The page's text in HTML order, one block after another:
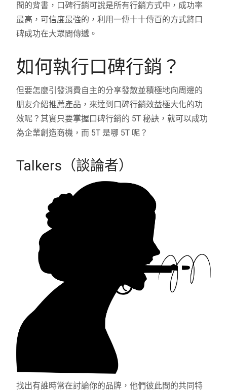
間的背書，口碑行銷可說是所有行銷方式中，成功率
最高，可信度最強的，利用一傳十十傳百的方式將口
碑成功在大眾間傳遞。
如何執行口碑行銷？
但要怎麼引發消費自主的分享發散並積極地向周邊的
朋友介紹推薦產品，來達到口碑行銷效益極大化的功
效呢？其實只要掌握口碑行銷的 5T 秘訣，就可以成功
為企業創造商機，而 5T 是哪 5T 呢？
Talkers（談論者）
找出有誰時常在討論你的品牌，他們彼此間的共同特